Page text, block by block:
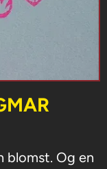
blomst. Og en